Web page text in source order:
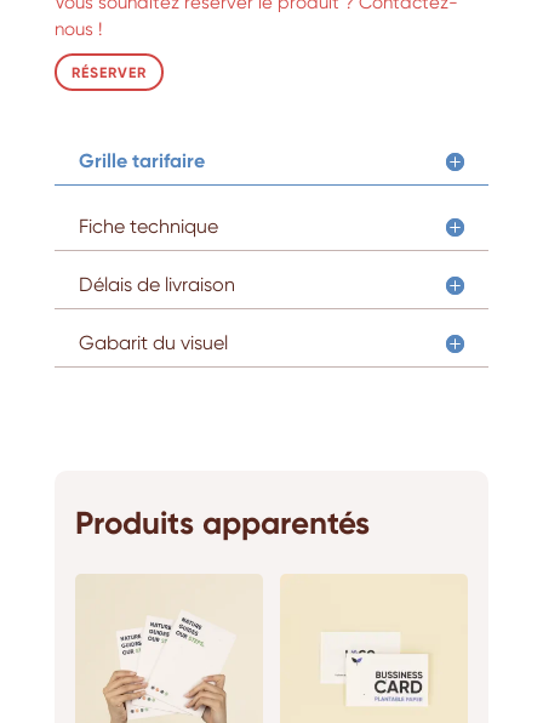
nous !
RÉSERVER
Grille tarifaire
Fiche technique
Délais de livraison
Gabarit du visuel
Produits apparentés